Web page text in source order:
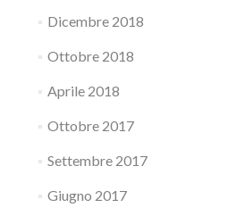
Dicembre 2018
Ottobre 2018
Aprile 2018
Ottobre 2017
Settembre 2017
Giugno 2017